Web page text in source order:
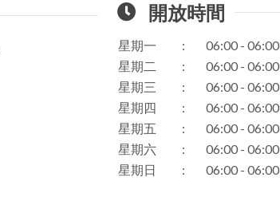
開放時間
星期一 :
06:00 - 06:00
星期二
:
06:00 - 06:00
星期三
:
06:00 - 06:00
星期四
:
06:00 - 06:00
星期五
:
06:00 - 06:00
星期六
:
06:00 - 06:00
星期日
: 06:00 - 06:00